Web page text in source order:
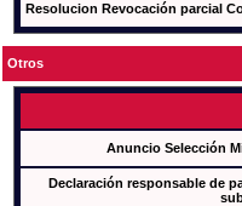
Resolucion Revocación parcial
Otros
Anuncio Selección
Declaración responsable de